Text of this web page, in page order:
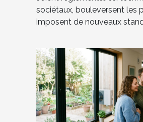
sociétaux, bouleversent les
imposent de nouveaux